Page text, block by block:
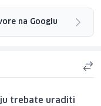
na Googlu
trebate uraditi